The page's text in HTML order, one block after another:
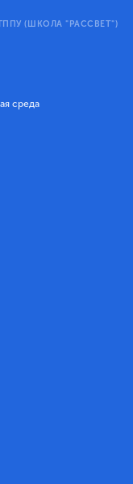
(ШКОЛА "РАССВЕТ")
среда